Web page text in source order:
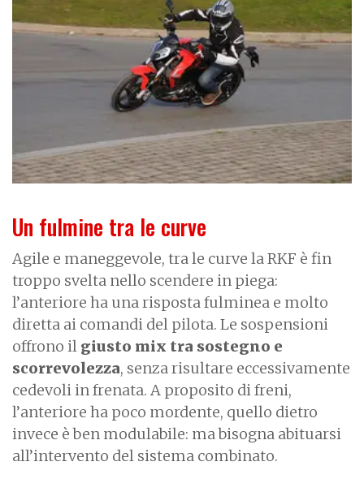
g
Un fulmine tra le curve
Agile e maneggevole, tra le curve la RKF è fin
troppo svelta nello scendere in piega:
l’anteriore ha una risposta fulminea e molto
diretta ai comandi del pilota. Le sospensioni
offrono il giusto mix tra sostegno e
scorrevolezza, senza risultare eccessivamente
cedevoli in frenata. A proposito di freni,
l’anteriore ha poco mordente, quello dietro
invece è ben modulabile: ma bisogna abituarsi
all’intervento del sistema combinato.